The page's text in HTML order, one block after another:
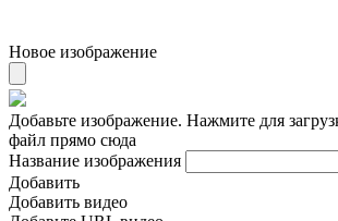
Новое изображение
Добавьте изображение. Нажмите для
файл прямо сюда
Название изображения
Добавить
Добавить видео